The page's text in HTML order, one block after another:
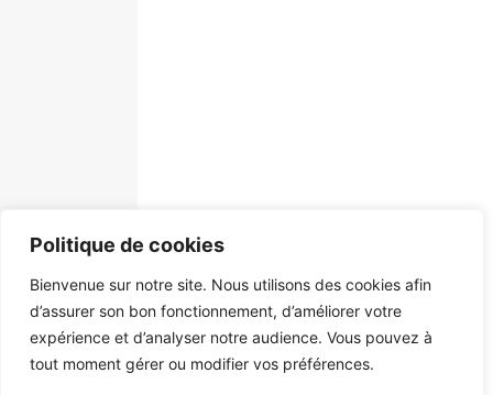
Politique de cookies
Bienvenue sur notre site. Nous utilisons des cookies afin
d’assurer son bon fonctionnement, d’améliorer votre
expérience et d’analyser notre audience. Vous pouvez à
tout moment gérer ou modifier vos préférences.